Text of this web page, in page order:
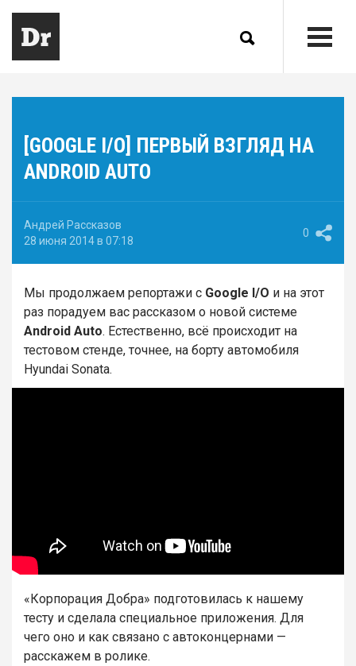
[GOOGLE I/O] ПЕРВЫЙ ВЗГЛЯД НА
ANDROID AUTO
Андрей Рассказов
28 июня 2014 в 07:18
0
Мы продолжаем репортажи с Google I/O и на этот
раз порадуем вас рассказом о новой системе
Android Auto. Естественно, всё происходит на
тестовом стенде, точнее, на борту автомобиля
Hyundai Sonata.
«Корпорация Добра» подготовилась к нашему
тесту и сделала специальное приложения. Для
чего оно и как связано с автоконцернами —
расскажем в ролике.